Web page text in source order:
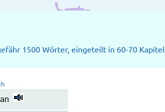
1500 Wörter, eingeteilt in 60-70 Kapitel